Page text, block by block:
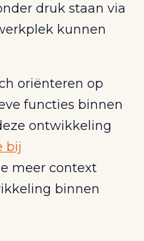
druk staan via
kunnen
oriënteren op
functies binnen
ontwikkeling
bij
meer context
binnen